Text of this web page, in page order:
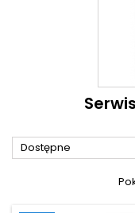
Dostępne